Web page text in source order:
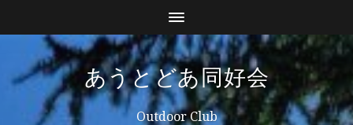
あうとどあ同好会
Outdoor Club